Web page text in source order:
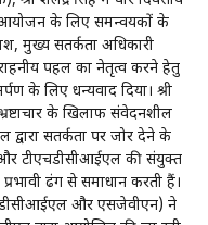
आयोजन के लिए समन्वयकों के
मुख्‍य सतर्कता अधिकारी
पहल का नेतृत्व करने हेतु
के लिए धन्यवाद दिया। श्री
के खिलाफ संवेदनशील
सतर्कता पर जोर देने के
टीएचडीसीआईएल की संयुक्त
प्रभावी ढंग से समाधान करती हैं।
और एसजेवीएन) ने